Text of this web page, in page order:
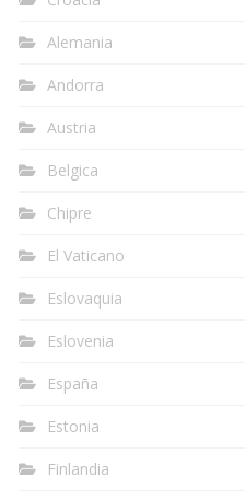
Alemania
Andorra
Austria
Belgica
Chipre
El Vaticano
Eslovaquia
Eslovenia
España
Estonia
Finlandia